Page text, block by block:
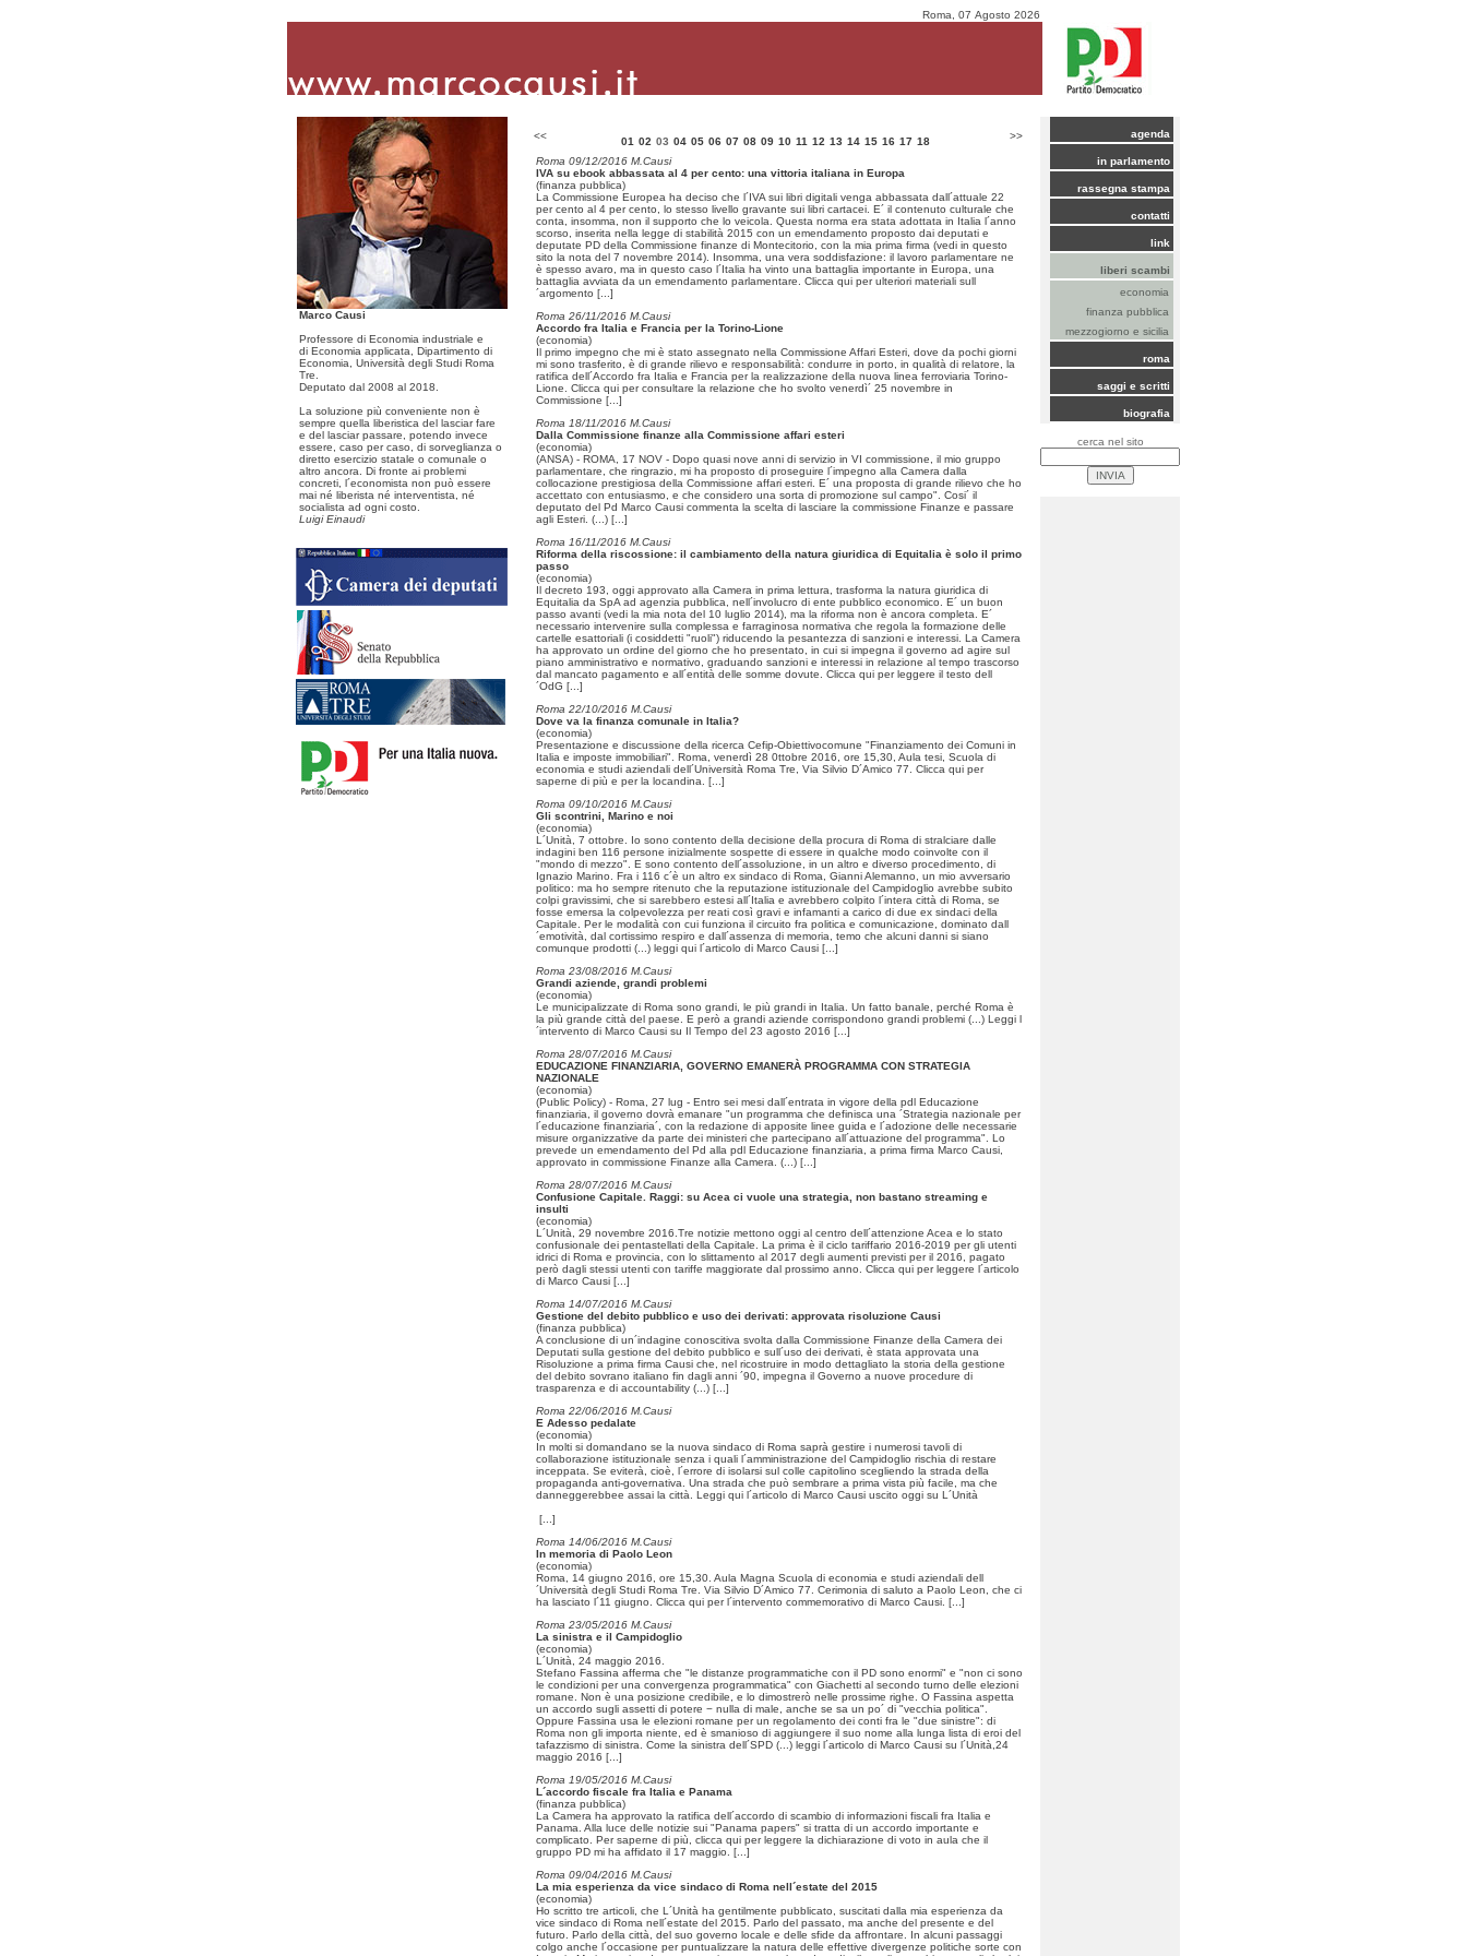
Roma, 07 Agosto 2026
Marco Causi
Professore di Economia industriale e
di Economia applicata, Dipartimento di
Economia, Università degli Studi Roma
Tre.
Deputato dal 2008 al 2018.
La soluzione più conveniente non è
sempre quella liberistica del lasciar fare
e del lasciar passare, potendo invece
essere, caso per caso, di sorveglianza o
diretto esercizio statale o comunale o
altro ancora. Di fronte ai problemi
concreti, l´economista non può essere
mai né liberista né interventista, né
socialista ad ogni costo.
Luigi Einaudi
<< 01 02 03 04 05 06 07 08 09 10 11 12 13 14 15 16 17 18 >>
Roma 09/12/2016 M.Causi
IVA su ebook abbassata al 4 per cento: una vittoria italiana in Europa
(finanza pubblica)
La Commissione Europea ha deciso che l´IVA sui libri digitali venga abbassata dall´attuale 22
per cento al 4 per cento, lo stesso livello gravante sui libri cartacei. E´ il contenuto culturale che
conta, insomma, non il supporto che lo veicola. Questa norma era stata adottata in Italia l´anno
scorso, inserita nella legge di stabilità 2015 con un emendamento proposto dai deputati e
deputate PD della Commissione finanze di Montecitorio, con la mia prima firma (vedi in questo
sito la nota del 7 novembre 2014). Insomma, una vera soddisfazione: il lavoro parlamentare ne
è spesso avaro, ma in questo caso l´Italia ha vinto una battaglia importante in Europa, una
battaglia avviata da un emendamento parlamentare. Clicca qui per ulteriori materiali sull
´argomento [...]
Roma 26/11/2016 M.Causi
Accordo fra Italia e Francia per la Torino-Lione
(economia)
Il primo impegno che mi è stato assegnato nella Commissione Affari Esteri, dove da pochi giorni
mi sono trasferito, è di grande rilievo e responsabilità: condurre in porto, in qualità di relatore, la
ratifica dell´Accordo fra Italia e Francia per la realizzazione della nuova linea ferroviaria Torino-
Lione. Clicca qui per consultare la relazione che ho svolto venerdì´ 25 novembre in
Commissione [...]
Roma 18/11/2016 M.Causi
Dalla Commissione finanze alla Commissione affari esteri
(economia)
(ANSA) - ROMA, 17 NOV - Dopo quasi nove anni di servizio in VI commissione, il mio gruppo
parlamentare, che ringrazio, mi ha proposto di proseguire l´impegno alla Camera dalla
collocazione prestigiosa della Commissione affari esteri. E´ una proposta di grande rilievo che ho
accettato con entusiasmo, e che considero una sorta di promozione sul campo". Cosi´ il
deputato del Pd Marco Causi commenta la scelta di lasciare la commissione Finanze e passare
agli Esteri. (...) [...]
Roma 16/11/2016 M.Causi
Riforma della riscossione: il cambiamento della natura giuridica di Equitalia è solo il primo
passo
(economia)
Il decreto 193, oggi approvato alla Camera in prima lettura, trasforma la natura giuridica di
Equitalia da SpA ad agenzia pubblica, nell´involucro di ente pubblico economico. E´ un buon
passo avanti (vedi la mia nota del 10 luglio 2014), ma la riforma non è ancora completa. E´
necessario intervenire sulla complessa e farraginosa normativa che regola la formazione delle
cartelle esattoriali (i cosiddetti "ruoli") riducendo la pesantezza di sanzioni e interessi. La Camera
ha approvato un ordine del giorno che ho presentato, in cui si impegna il governo ad agire sul
piano amministrativo e normativo, graduando sanzioni e interessi in relazione al tempo trascorso
dal mancato pagamento e all´entità delle somme dovute. Clicca qui per leggere il testo dell
´OdG [...]
Roma 22/10/2016 M.Causi
Dove va la finanza comunale in Italia?
(economia)
Presentazione e discussione della ricerca Cefip-Obiettivocomune "Finanziamento dei Comuni in
Italia e imposte immobiliari". Roma, venerdì 28 0ttobre 2016, ore 15,30, Aula tesi, Scuola di
economia e studi aziendali dell´Università Roma Tre, Via Silvio D´Amico 77. Clicca qui per
saperne di più e per la locandina. [...]
Roma 09/10/2016 M.Causi
Gli scontrini, Marino e noi
(economia)
L´Unità, 7 ottobre. Io sono contento della decisione della procura di Roma di stralciare dalle
indagini ben 116 persone inizialmente sospette di essere in qualche modo coinvolte con il
"mondo di mezzo". E sono contento dell´assoluzione, in un altro e diverso procedimento, di
Ignazio Marino. Fra i 116 c´è un altro ex sindaco di Roma, Gianni Alemanno, un mio avversario
politico: ma ho sempre ritenuto che la reputazione istituzionale del Campidoglio avrebbe subito
colpi gravissimi, che si sarebbero estesi all´Italia e avrebbero colpito l´intera città di Roma, se
fosse emersa la colpevolezza per reati così gravi e infamanti a carico di due ex sindaci della
Capitale. Per le modalità con cui funziona il circuito fra politica e comunicazione, dominato dall
´emotività, dal cortissimo respiro e dall´assenza di memoria, temo che alcuni danni si siano
comunque prodotti (...) leggi qui l´articolo di Marco Causi [...]
Roma 23/08/2016 M.Causi
Grandi aziende, grandi problemi
(economia)
Le municipalizzate di Roma sono grandi, le più grandi in Italia. Un fatto banale, perché Roma è
la più grande città del paese. E però a grandi aziende corrispondono grandi problemi (...) Leggi l
´intervento di Marco Causi su Il Tempo del 23 agosto 2016 [...]
Roma 28/07/2016 M.Causi
EDUCAZIONE FINANZIARIA, GOVERNO EMANERÀ PROGRAMMA CON STRATEGIA
NAZIONALE
(economia)
(Public Policy) - Roma, 27 lug - Entro sei mesi dall´entrata in vigore della pdl Educazione
finanziaria, il governo dovrà emanare "un programma che definisca una ´Strategia nazionale per
l´educazione finanziaria´, con la redazione di apposite linee guida e l´adozione delle necessarie
misure organizzative da parte dei ministeri che partecipano all´attuazione del programma". Lo
prevede un emendamento del Pd alla pdl Educazione finanziaria, a prima firma Marco Causi,
approvato in commissione Finanze alla Camera. (...) [...]
Roma 28/07/2016 M.Causi
Confusione Capitale. Raggi: su Acea ci vuole una strategia, non bastano streaming e
insulti
(economia)
L´Unità, 29 novembre 2016.Tre notizie mettono oggi al centro dell´attenzione Acea e lo stato
confusionale dei pentastellati della Capitale. La prima è il ciclo tariffario 2016-2019 per gli utenti
idrici di Roma e provincia, con lo slittamento al 2017 degli aumenti previsti per il 2016, pagato
però dagli stessi utenti con tariffe maggiorate dal prossimo anno. Clicca qui per leggere l´articolo
di Marco Causi [...]
Roma 14/07/2016 M.Causi
Gestione del debito pubblico e uso dei derivati: approvata risoluzione Causi
(finanza pubblica)
A conclusione di un´indagine conoscitiva svolta dalla Commissione Finanze della Camera dei
Deputati sulla gestione del debito pubblico e sull´uso dei derivati, è stata approvata una
Risoluzione a prima firma Causi che, nel ricostruire in modo dettagliato la storia della gestione
del debito sovrano italiano fin dagli anni ´90, impegna il Governo a nuove procedure di
trasparenza e di accountability (...) [...]
Roma 22/06/2016 M.Causi
E Adesso pedalate
(economia)
In molti si domandano se la nuova sindaco di Roma saprà gestire i numerosi tavoli di
collaborazione istituzionale senza i quali l´amministrazione del Campidoglio rischia di restare
inceppata. Se eviterà, cioè, l´errore di isolarsi sul colle capitolino scegliendo la strada della
propaganda anti-governativa. Una strada che può sembrare a prima vista più facile, ma che
danneggerebbee assai la città. Leggi qui l´articolo di Marco Causi uscito oggi su L´Unità
[...]
Roma 14/06/2016 M.Causi
In memoria di Paolo Leon
(economia)
Roma, 14 giugno 2016, ore 15,30. Aula Magna Scuola di economia e studi aziendali dell
´Università degli Studi Roma Tre. Via Silvio D´Amico 77. Cerimonia di saluto a Paolo Leon, che ci
ha lasciato l´11 giugno. Clicca qui per l´intervento commemorativo di Marco Causi. [...]
Roma 23/05/2016 M.Causi
La sinistra e il Campidoglio
(economia)
L´Unità, 24 maggio 2016.
Stefano Fassina afferma che "le distanze programmatiche con il PD sono enormi" e "non ci sono
le condizioni per una convergenza programmatica" con Giachetti al secondo turno delle elezioni
romane. Non è una posizione credibile, e lo dimostrerò nelle prossime righe. O Fassina aspetta
un accordo sugli assetti di potere − nulla di male, anche se sa un po´ di "vecchia politica".
Oppure Fassina usa le elezioni romane per un regolamento dei conti fra le "due sinistre": di
Roma non gli importa niente, ed è smanioso di aggiungere il suo nome alla lunga lista di eroi del
tafazzismo di sinistra. Come la sinistra dell´SPD (...) leggi l´articolo di Marco Causi su l´Unità,24
maggio 2016 [...]
Roma 19/05/2016 M.Causi
L´accordo fiscale fra Italia e Panama
(finanza pubblica)
La Camera ha approvato la ratifica dell´accordo di scambio di informazioni fiscali fra Italia e
Panama. Alla luce delle notizie sui "Panama papers" si tratta di un accordo importante e
complicato. Per saperne di più, clicca qui per leggere la dichiarazione di voto in aula che il
gruppo PD mi ha affidato il 17 maggio. [...]
Roma 09/04/2016 M.Causi
La mia esperienza da vice sindaco di Roma nell´estate del 2015
(economia)
Ho scritto tre articoli, che L´Unità ha gentilmente pubblicato, suscitati dalla mia esperienza da
vice sindaco di Roma nell´estate del 2015. Parlo del passato, ma anche del presente e del
futuro. Parlo della città, del suo governo locale e delle sfide da affrontare. In alcuni passaggi
colgo anche l´occasione per puntualizzare la natura delle effettive divergenze politiche sorte con
agenda
in parlamento
rassegna stampa
contatti
link
liberi scambi
economia
finanza pubblica
mezzogiorno e sicilia
roma
saggi e scritti
biografia
cerca nel sito